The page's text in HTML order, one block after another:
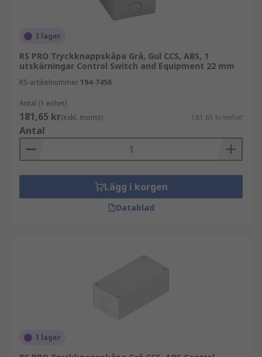
I lager
RS PRO Tryckknappskåpa Grå, Gul CCS, ABS, 1
utskärningar Control Switch and Equipment 22 mm
RS-artikelnummer 194-7456
Antal (1 enhet)
181,65 kr(exkl. moms) 181,65 kr/enhet
Antal
Lägg i korgen
Datablad
I lager